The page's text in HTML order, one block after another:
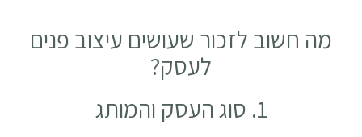
מה חשוב לזכור שעושים עיצוב פנים
לעסק?
1. סוג העסק והמותג